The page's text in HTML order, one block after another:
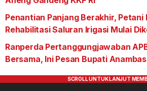
Penantian Panjang Berakhir, Petani
Rehabilitasi Saluran Irigasi Mulai
Ranperda Pertanggungjawaban
Bersama, Ini Pesan Bupati Anambas